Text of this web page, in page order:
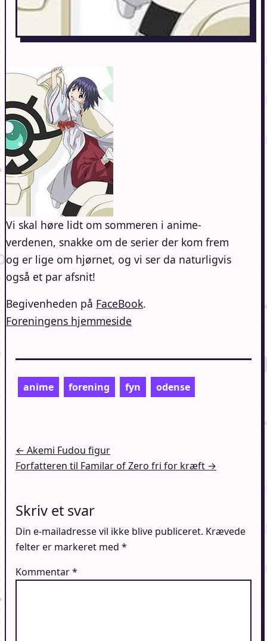
Vi skal høre lidt om sommeren i anime-
verdenen, snakke om de serier der kom frem
og er lige om hjørnet, og vi ser da naturligvis
også et par afsnit!
Begivenheden på FaceBook.
Foreningens hjemmeside
anime forening fyn odense
Indlægsnavigation
← Akemi Fudou figur
Forfatteren til Familar of Zero fri for kræft →
Skriv et svar
Din e-mailadresse vil ikke blive publiceret. Krævede
felter er markeret med *
Kommentar*